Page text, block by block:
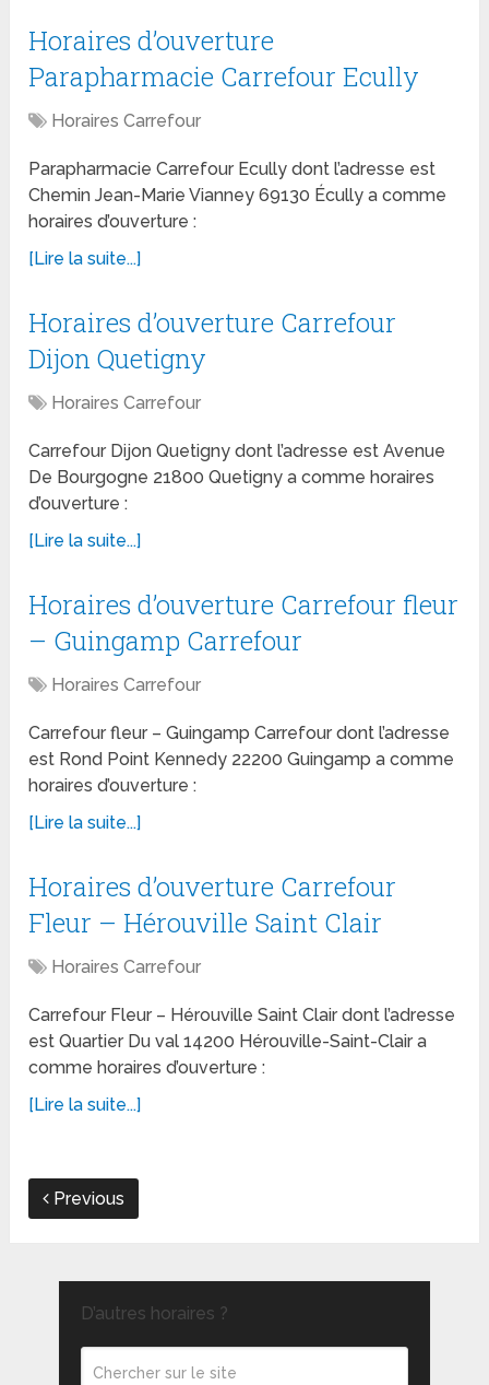
Horaires d’ouverture
Parapharmacie Carrefour Ecully
Horaires Carrefour
Parapharmacie Carrefour Ecully dont l’adresse est
Chemin Jean-Marie Vianney 69130 Écully a comme
horaires d’ouverture :
[Lire la suite...]
Horaires d’ouverture Carrefour
Dijon Quetigny
Horaires Carrefour
Carrefour Dijon Quetigny dont l’adresse est Avenue
De Bourgogne 21800 Quetigny a comme horaires
d’ouverture :
[Lire la suite...]
Horaires d’ouverture Carrefour fleur
– Guingamp Carrefour
Horaires Carrefour
Carrefour fleur – Guingamp Carrefour dont l’adresse
est Rond Point Kennedy 22200 Guingamp a comme
horaires d’ouverture :
[Lire la suite...]
Horaires d’ouverture Carrefour
Fleur – Hérouville Saint Clair
Horaires Carrefour
Carrefour Fleur – Hérouville Saint Clair dont l’adresse
est Quartier Du val 14200 Hérouville-Saint-Clair a
comme horaires d’ouverture :
[Lire la suite...]
Previous
D’autres horaires ?